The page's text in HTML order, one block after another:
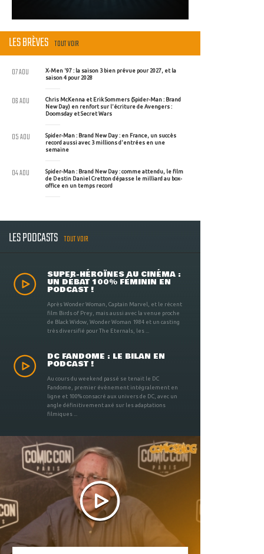
LES BRÈVES TOUT VOIR
X-Men '97 : la saison 3 bien prévue pour 2027, et la
saison 4 pour 2028
07 AOU
Chris McKenna et Erik Sommers (Spider-Man : Brand
New Day) en renfort sur l'écriture de Avengers :
Doomsday et Secret Wars
06 AOU
Spider-Man : Brand New Day : en France, un succès
record aussi avec 3 millions d'entrées en une
semaine
05 AOU
Spider-Man : Brand New Day : comme attendu, le film
de Destin Daniel Cretton dépasse le milliard au box-
office en un temps record
04 AOU
LES PODCASTS TOUT VOIR
SUPER-HÉROÏNES AU CINÉMA :
UN DÉBAT 100% FÉMININ EN
PODCAST !
Après Wonder Woman, Captain Marvel, et le récent
film Birds of Prey, mais aussi avec la venue proche
de Black Widow, Wonder Woman 1984 et un casting
très diversifié pour The Eternals, les ...
DC FANDOME : LE BILAN EN
PODCAST !
Au cours du weekend passé se tenait le DC
Fandome, premier évènement intégralement en
ligne et 100% consacré aux univers de DC, avec un
angle définitivement axé sur les adaptations
filmiques ...